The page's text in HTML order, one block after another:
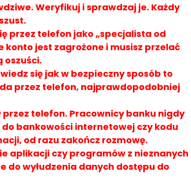
Weryfikuj i sprawdzaj je. Każdy
przez telefon jako „specjalista od
jest zagrożone i musisz przelać
oszuści.
się jak w bezpieczny sposób to
przez telefon, najprawdopodobniej
telefon. Pracownicy banku nigdy
do bankowości internetowej czy kodu
od razu zakończ rozmowę.
aplikacji czy programów z nieznanych
do wyłudzenia danych dostępu do